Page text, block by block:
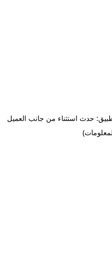
حدث استثناء من جانب العميل